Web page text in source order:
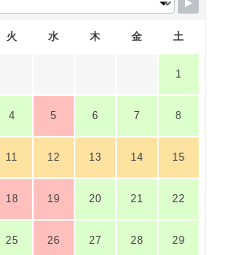
火 水 木 金 土
1
4 5 6 7 8
11 12 13 14 15
18 19 20 21 22
25 26 27 28 29